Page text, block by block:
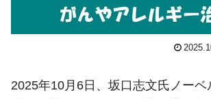
2025年10月6日、坂口志文氏ノーベ